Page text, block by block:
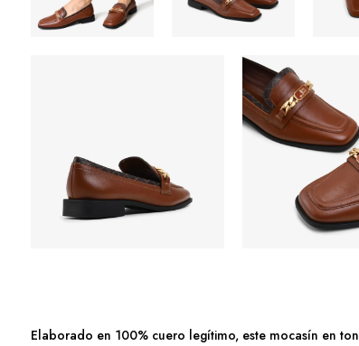
Elaborado en 100% cuero legítimo, este mocasín en